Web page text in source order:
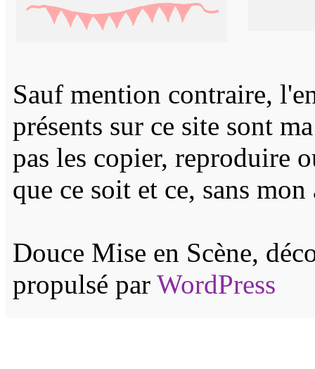
Sauf mention contraire,
présents sur ce site sont
pas les copier, reproduire
que ce soit et ce, sans
Douce Mise en Scène,
propulsé par WordPress